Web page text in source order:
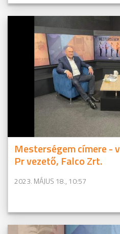
Mesterségem címere -
Pr vezető, Falco Zrt.
2023. MÁJUS 18., 10:57